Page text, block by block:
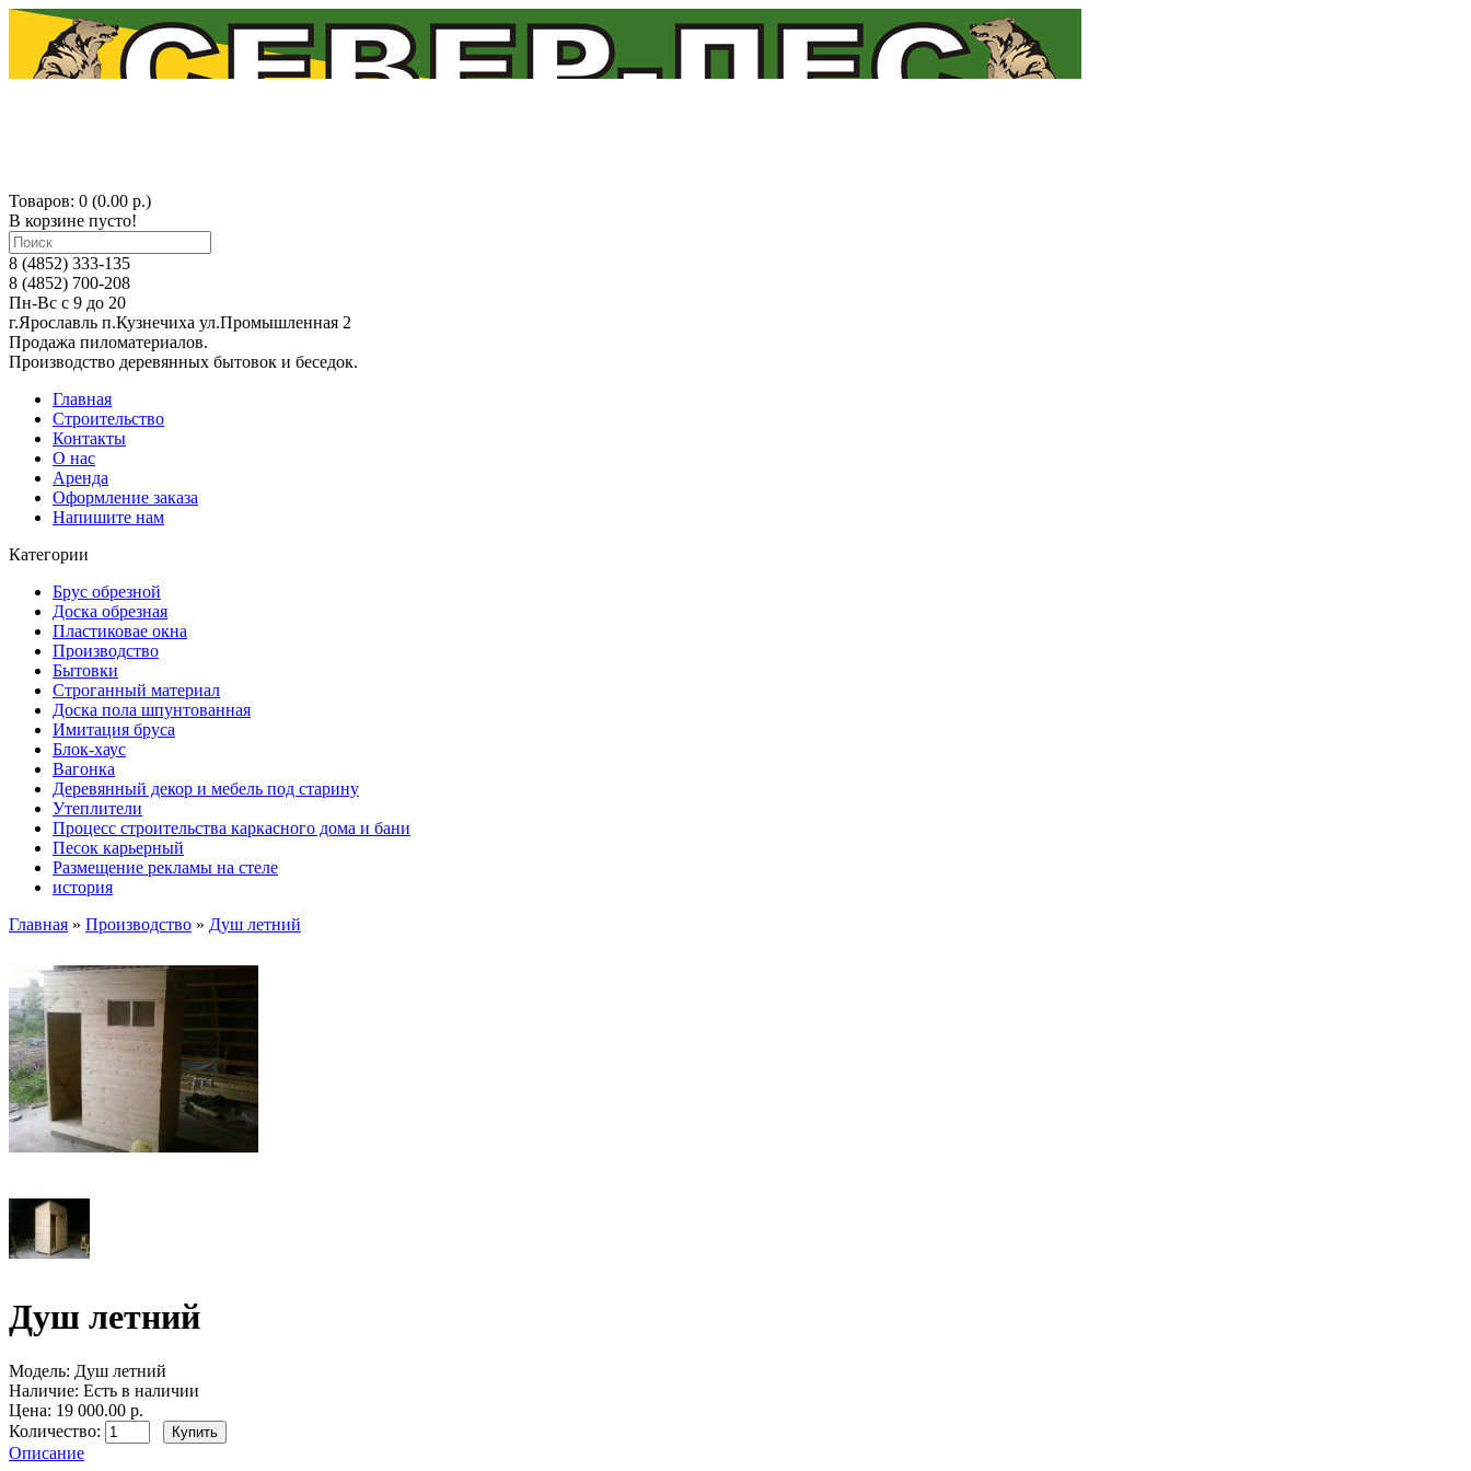
Товаров: 0 (0.00 р.)
В корзине пусто!
8 (4852) 333-135
8 (4852) 700-208
Пн-Вс с 9 до 20
г.Ярославль п.Кузнечиха ул.Промышленная 2
Продажа пиломатериалов.
Производство деревянных бытовок и беседок.
Главная
Строительство
Контакты
О нас
Аренда
Оформление заказа
Напишите нам
Категории
Брус обрезной
Доска обрезная
Пластиковае окна
Производство
Бытовки
Строганный материал
Доска пола шпунтованная
Имитация бруса
Блок-хаус
Вагонка
Деревянный декор и мебель под старину
Утеплители
Процесс строительства каркасного дома и бани
Песок карьерный
Размещение рекламы на стеле
история
Главная » Производство » Душ летний
Душ летний
Модель: Душ летний
Наличие: Есть в наличии
Цена: 19 000.00 р.
Количество:
Описание